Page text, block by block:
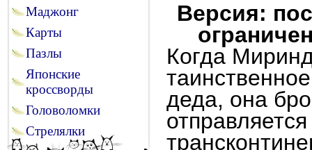
Маджонг
Карты
Пазлы
Японские
кроссворды
Головоломки
Стрелялки
Версия:
Когда
деда, она